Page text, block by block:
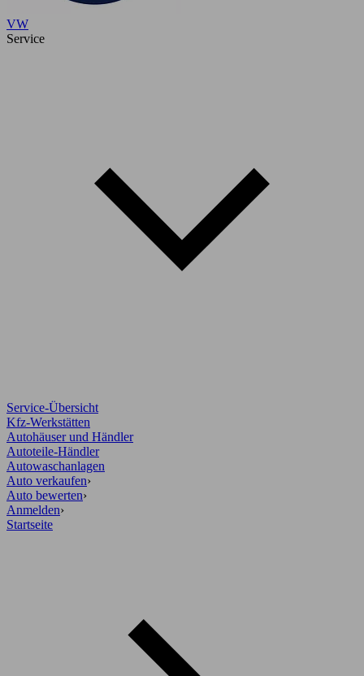
VW
Service
Service-Übersicht
Kfz-Werkstätten
Autohäuser und Händler
Autoteile-Händler
Autowaschanlagen
Auto verkaufen›
Auto bewerten›
Anmelden›
Startseite